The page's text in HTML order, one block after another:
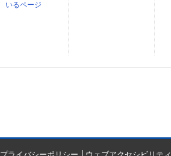
いるページ